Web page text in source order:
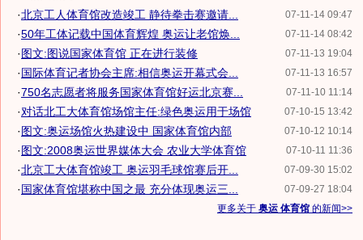
07-11-14 09:47
·北京工人体育馆改造竣工 静待拳击赛邀请...
07-11-14 08:42
·50年工体记载中国体育辉煌 奥运让老馆焕...
07-11-13 19:04
·图文:图说国家体育馆 正在进行装修
07-11-13 16:57
·国际体育记者协会主席:相信奥运开幕式会...
07-11-10 11:14
·750名志愿者将服务国家体育馆好运北京赛...
07-10-15 13:42
·对话北工大体育馆场馆主任:绿色奥运用于场馆
07-10-12 10:14
·图文:奥运场馆火热建设中 国家体育馆内部
07-10-11 11:36
·图文:2008奥运世界媒体大会 农业大学体育馆
07-09-30 15:02
·北京工大体育馆竣工 奥运羽毛球馆赛后开...
07-09-27 18:04
·国家体育馆堪称中国之最 充分体现奥运三...
更多关于 奥运 体育馆 的新闻>>